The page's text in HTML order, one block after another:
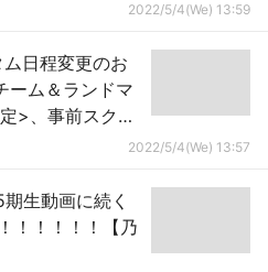
2022/5/4(We) 13:59
ム日程変更のお
ーム＆ランドマ
>、事前スクリ
2022/5/4(We) 13:57
生動画に続く
！！！！！【乃